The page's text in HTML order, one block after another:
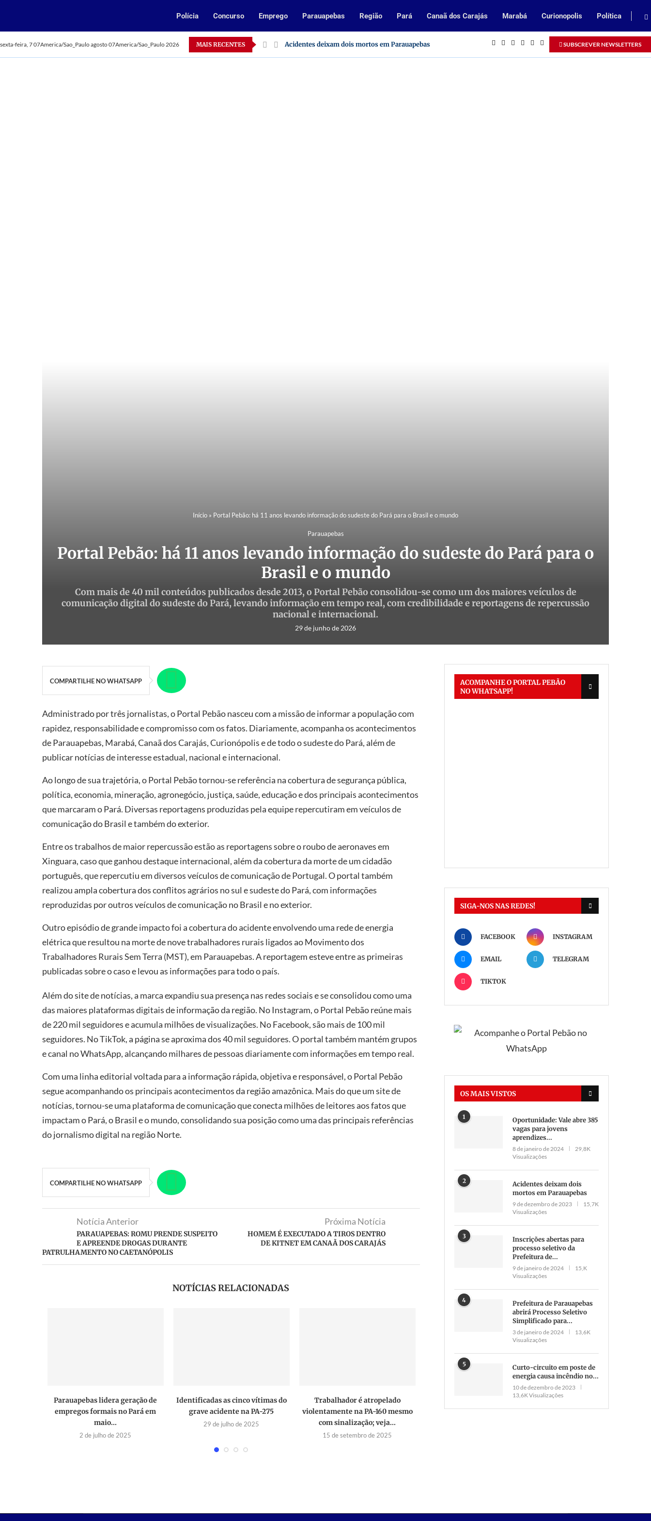
Polícia Concurso Emprego Parauapebas Região Pará Canaã dos Carajás Marabá Curionopolis Política
sexta-feira, 7 07America/Sao_Paulo agosto 07America/Sao_Paulo 2026 MAIS RECENTES
Oportunidade: Vale abre 385 vagas para jovens aprendizes no Pará Acidentes deixam dois mortos em Parauapebas Inscrições abertas para processo
SUBSCREVER NEWSLETTERS
Início » Portal Pebão: há 11 anos levando informação do sudeste do Pará para o Brasil e o mundo
Parauapebas
Portal Pebão: há 11 anos levando informação do sudeste do Pará para o
Brasil e o mundo
Com mais de 40 mil conteúdos publicados desde 2013, o Portal Pebão consolidou-se como um dos maiores veículos de
comunicação digital do sudeste do Pará, levando informação em tempo real, com credibilidade e reportagens de repercussão
nacional e internacional.
29 de junho de 2026
COMPARTILHE NO WHATSAPP
Administrado por três jornalistas, o Portal Pebão nasceu com a missão de informar a população com
rapidez, responsabilidade e compromisso com os fatos. Diariamente, acompanha os acontecimentos
de Parauapebas, Marabá, Canaã dos Carajás, Curionópolis e de todo o sudeste do Pará, além de
publicar notícias de interesse estadual, nacional e internacional.
Ao longo de sua trajetória, o Portal Pebão tornou-se referência na cobertura de segurança pública,
política, economia, mineração, agronegócio, justiça, saúde, educação e dos principais acontecimentos
que marcaram o Pará. Diversas reportagens produzidas pela equipe repercutiram em veículos de
comunicação do Brasil e também do exterior.
Entre os trabalhos de maior repercussão estão as reportagens sobre o roubo de aeronaves em
Xinguara, caso que ganhou destaque internacional, além da cobertura da morte de um cidadão
português, que repercutiu em diversos veículos de comunicação de Portugal. O portal também
realizou ampla cobertura dos conflitos agrários no sul e sudeste do Pará, com informações
reproduzidas por outros veículos de comunicação no Brasil e no exterior.
Outro episódio de grande impacto foi a cobertura do acidente envolvendo uma rede de energia
elétrica que resultou na morte de nove trabalhadores rurais ligados ao Movimento dos
Trabalhadores Rurais Sem Terra (MST), em Parauapebas. A reportagem esteve entre as primeiras
publicadas sobre o caso e levou as informações para todo o país.
Além do site de notícias, a marca expandiu sua presença nas redes sociais e se consolidou como uma
das maiores plataformas digitais de informação da região. No Instagram, o Portal Pebão reúne mais
de 220 mil seguidores e acumula milhões de visualizações. No Facebook, são mais de 100 mil
seguidores. No TikTok, a página se aproxima dos 40 mil seguidores. O portal também mantém grupos
e canal no WhatsApp, alcançando milhares de pessoas diariamente com informações em tempo real.
Com uma linha editorial voltada para a informação rápida, objetiva e responsável, o Portal Pebão
segue acompanhando os principais acontecimentos da região amazônica. Mais do que um site de
notícias, tornou-se uma plataforma de comunicação que conecta milhões de leitores aos fatos que
impactam o Pará, o Brasil e o mundo, consolidando sua posição como uma das principais referências
do jornalismo digital na região Norte.
COMPARTILHE NO WHATSAPP
Notícia Anterior
PARAUAPEBAS: ROMU PRENDE SUSPEITO
E APREENDE DROGAS DURANTE
PATRULHAMENTO NO CAETANÓPOLIS
Próxima Notícia
HOMEM É EXECUTADO A TIROS DENTRO
DE KITNET EM CANAÃ DOS CARAJÁS
NOTÍCIAS RELACIONADAS
Parauapebas lidera geração de
empregos formais no Pará em
maio...
2 de julho de 2025
Identificadas as cinco vítimas do
grave acidente na PA-275
29 de julho de 2025
Trabalhador é atropelado
violentamente na PA-160 mesmo
com sinalização; veja...
15 de setembro de 2025
Prefeitura solicita início de
processo licitatório para serviço
Três indivíduos são
delegacia por violência
ACOMPANHE O PORTAL PEBÃO
NO WHATSAPP!
SIGA-NOS NAS REDES!
FACEBOOK INSTAGRAM
EMAIL TELEGRAM
TIKTOK
OS MAIS VISTOS
1
Oportunidade: Vale abre 385
vagas para jovens
aprendizes...
8 de janeiro de 2024
29,8K
Visualizações
2
Acidentes deixam dois
mortos em Parauapebas
9 de dezembro de 2023
15,7K
Visualizações
3
Inscrições abertas para
processo seletivo da
Prefeitura de...
9 de janeiro de 2024
15,K
Visualizações
4
Prefeitura de Parauapebas
abrirá Processo Seletivo
Simplificado para...
3 de janeiro de 2024
13,6K
Visualizações
5
Curto-circuito em poste de
energia causa incêndio no...
10 de dezembro de 2023
13,6K Visualizações